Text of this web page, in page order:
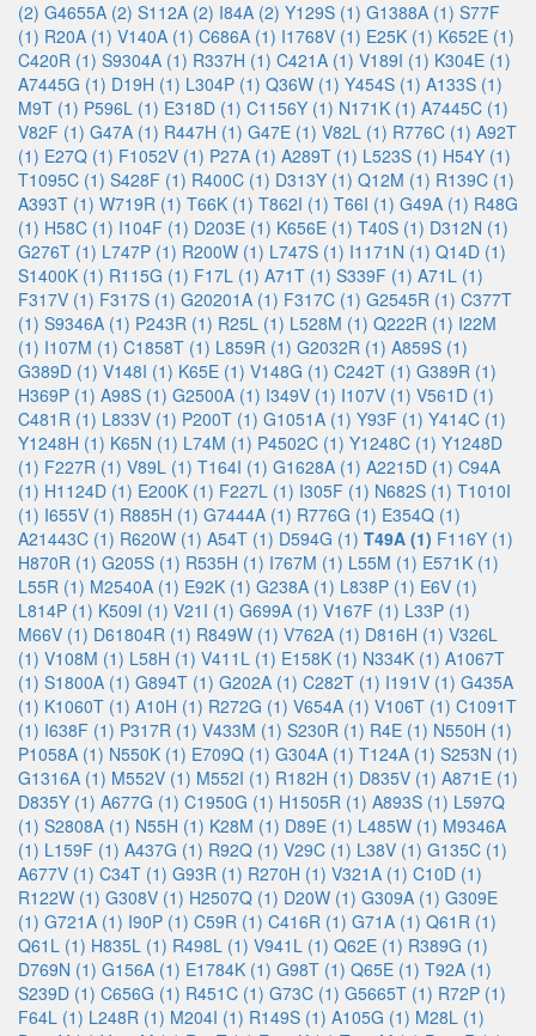
(2) G4655A (2) S112A (2) I84A (2) Y129S (1) G1388A (1) S77F
(1) R20A (1) V140A (1) C686A (1) I1768V (1) E25K (1) K652E (1)
C420R (1) S9304A (1) R337H (1) C421A (1) V189I (1) K304E (1)
A7445G (1) D19H (1) L304P (1) Q36W (1) Y454S (1) A133S (1)
M9T (1) P596L (1) E318D (1) C1156Y (1) N171K (1) A7445C (1)
V82F (1) G47A (1) R447H (1) G47E (1) V82L (1) R776C (1) A92T
(1) E27Q (1) F1052V (1) P27A (1) A289T (1) L523S (1) H54Y (1)
T1095C (1) S428F (1) R400C (1) D313Y (1) Q12M (1) R139C (1)
A393T (1) W719R (1) T66K (1) T862I (1) T66I (1) G49A (1) R48G
(1) H58C (1) I104F (1) D203E (1) K656E (1) T40S (1) D312N (1)
G276T (1) L747P (1) R200W (1) L747S (1) I1171N (1) Q14D (1)
S1400K (1) R115G (1) F17L (1) A71T (1) S339F (1) A71L (1)
F317V (1) F317S (1) G20201A (1) F317C (1) G2545R (1) C377T
(1) S9346A (1) P243R (1) R25L (1) L528M (1) Q222R (1) I22M
(1) I107M (1) C1858T (1) L859R (1) G2032R (1) A859S (1)
G389D (1) V148I (1) K65E (1) V148G (1) C242T (1) G389R (1)
H369P (1) A98S (1) G2500A (1) I349V (1) I107V (1) V561D (1)
C481R (1) L833V (1) P200T (1) G1051A (1) Y93F (1) Y414C (1)
Y1248H (1) K65N (1) L74M (1) P4502C (1) Y1248C (1) Y1248D
(1) F227R (1) V89L (1) T164I (1) G1628A (1) A2215D (1) C94A
(1) H1124D (1) E200K (1) F227L (1) I305F (1) N682S (1) T1010I
(1) I655V (1) R885H (1) G7444A (1) R776G (1) E354Q (1)
A21443C (1) R620W (1) A54T (1) D594G (1) T49A (1) F116Y (1)
H870R (1) G205S (1) R535H (1) I767M (1) L55M (1) E571K (1)
L55R (1) M2540A (1) E92K (1) G238A (1) L838P (1) E6V (1)
L814P (1) K509I (1) V21I (1) G699A (1) V167F (1) L33P (1)
M66V (1) D61804R (1) R849W (1) V762A (1) D816H (1) V326L
(1) V108M (1) L58H (1) V411L (1) E158K (1) N334K (1) A1067T
(1) S1800A (1) G894T (1) G202A (1) C282T (1) I191V (1) G435A
(1) K1060T (1) A10H (1) R272G (1) V654A (1) V106T (1) C1091T
(1) I638F (1) P317R (1) V433M (1) S230R (1) R4E (1) N550H (1)
P1058A (1) N550K (1) E709Q (1) G304A (1) T124A (1) S253N (1)
G1316A (1) M552V (1) M552I (1) R182H (1) D835V (1) A871E (1)
D835Y (1) A677G (1) C1950G (1) H1505R (1) A893S (1) L597Q
(1) S2808A (1) N55H (1) K28M (1) D89E (1) L485W (1) M9346A
(1) L159F (1) A437G (1) R92Q (1) V29C (1) L38V (1) G135C (1)
A677V (1) C34T (1) G93R (1) R270H (1) V321A (1) C10D (1)
R122W (1) G308V (1) H2507Q (1) D20W (1) G309A (1) G309E
(1) G721A (1) I90P (1) C59R (1) C416R (1) G71A (1) Q61R (1)
Q61L (1) H835L (1) R498L (1) V941L (1) Q62E (1) R389G (1)
D769N (1) G156A (1) E1784K (1) G98T (1) Q65E (1) T92A (1)
S239D (1) C656G (1) R451C (1) G73C (1) G5665T (1) R72P (1)
F64L (1) L248R (1) M204I (1) R149S (1) A105G (1) M28L (1)